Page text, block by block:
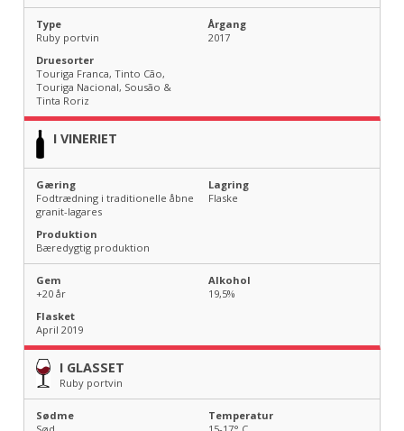
I VINERIET
I GLASSET
Ruby portvin
Gæring
Fodtrædning i traditionelle åbne
granit-lagares
Lagring
Flaske
Produktion
Bæredygtig produktion
Sødme
Temperatur
Type
Ruby portvin
Årgang
2017
Druesorter
Touriga Franca, Tinto Cão,
Touriga Nacional, Sousão &
Tinta Roriz
Gem
+20 år
Alkohol
19,5%
Flasket
April 2019